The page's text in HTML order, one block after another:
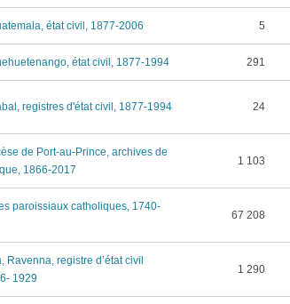
état civil, 1877-2006 5
état civil, 1877-1994 291
registres d'état civil, 1877-1994 24
de Port-au-Prince, archives de
1866-2017
1 103
paroissiaux catholiques, 1740-
67 208
Ravenna, registre d’état civil
1929
1 290